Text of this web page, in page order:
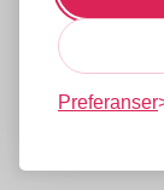
Preferanser